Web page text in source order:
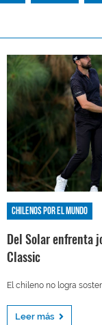
Chilenos por el mundo
Del Solar enfrenta
Classic
El chileno no logra
Leer más